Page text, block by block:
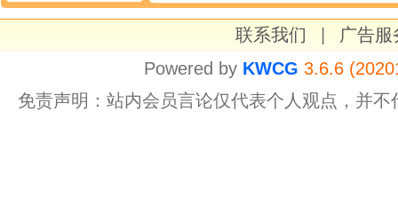
联系我们
广告服
Powered by KWCG 3.6.6
免责声明：站内会员言论仅代表个人观点，并